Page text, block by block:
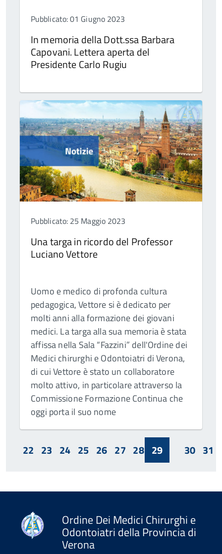
Pubblicato: 01 Giugno 2023
In memoria della Dott.ssa Barbara
Capovani. Lettera aperta del
Presidente Carlo Rugiu
Pubblicato: 25 Maggio 2023
Una targa in ricordo del Professor
Luciano Vettore
Uomo e medico di profonda cultura
pedagogica, Vettore si è dedicato per
molti anni alla formazione dei giovani
medici. La targa alla sua memoria è stata
affissa nella Sala “Fazzini” dell'Ordine dei
Medici chirurghi e Odontoiatri di Verona,
di cui Vettore è stato un collaboratore
molto attivo, in particolare attraverso la
Commissione Formazione Continua che
oggi porta il suo nome
22 23 24 25 26 27 28 29 30 31
Ordine Dei Medici Chirurghi e
Odontoiatri della Provincia di
Verona